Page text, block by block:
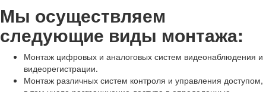
Мы осуществляем
следующие виды монтажа:
Монтаж цифровых и аналоговых систем видеонаблюдения и
видеорегистрации.
Монтаж различных систем контроля и управления доступом,